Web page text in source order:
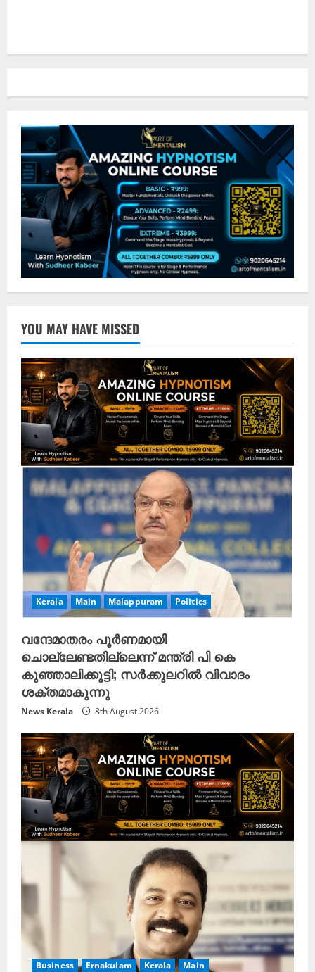
YOU MAY HAVE MISSED
Kerala Main Malappuram Politics
വന്ദേമാതരം പൂർണമായി
ചൊല്ലേണ്ടതില്ലെന്ന് മന്ത്രി പി കെ
കുഞ്ഞാലിക്കുട്ടി; സർക്കുലറിൽ വിവാദം
ശക്തമാകുന്നു
News Kerala 8th August 2026
Business Ernakulam Kerala Main